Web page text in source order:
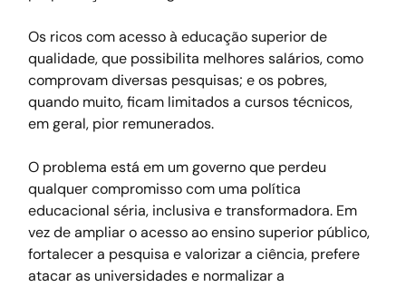
Os ricos com acesso à educação superior de
qualidade, que possibilita melhores salários, como
comprovam diversas pesquisas; e os pobres,
quando muito, ficam limitados a cursos técnicos,
em geral, pior remunerados.
O problema está em um governo que perdeu
qualquer compromisso com uma política
educacional séria, inclusiva e transformadora. Em
vez de ampliar o acesso ao ensino superior público,
fortalecer a pesquisa e valorizar a ciência, prefere
atacar as universidades e normalizar a